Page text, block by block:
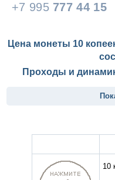
+7 995 777 44 15
Цена монеты 10
Проходы и
10